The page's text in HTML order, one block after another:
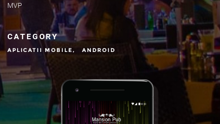
MVP
CATEGORY
APLICATII MOBILE, ANDROID